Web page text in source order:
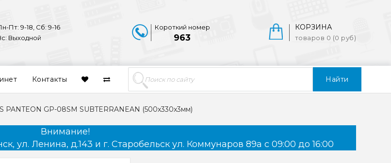
Найти
КОРЗИНА
товаров 0 (0 руб)
Короткий номер
963
Пт: 9-18, Сб: 9-16
Выходной
Контакты
PANTEON GP-08SM SUBTERRANEAN (500x330x3мм)
Внимание!
ул. Ленина, д.143 и г. Старобельск ул. Коммунаров 89а с 09:00 до 16:00